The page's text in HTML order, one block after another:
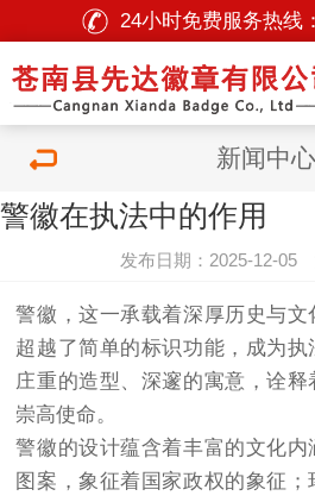
24小时免费服务热线：
新闻中心
警徽在执法中的作用
发布日期：2025-12-05
警徽，这一承载着深厚历史与
超越了简单的标识功能，成为
庄重的造型、深邃的寓意，诠
崇高使命。
警徽的设计蕴含着丰富的文化
图案，象征着国家政权的象征